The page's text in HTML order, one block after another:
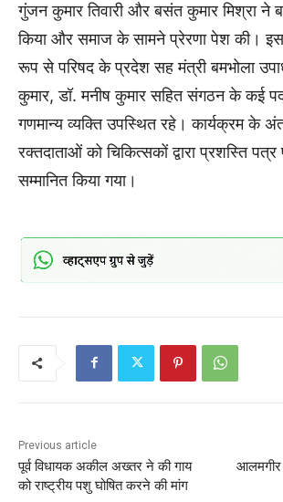
गुंजन कुमार तिवारी और बसंत कुमार मिश्रा ने
किया और समाज के सामने प्रेरणा पेश की।
रूप से परिषद के प्रदेश सह मंत्री बमभोला
कुमार, डॉ. मनीष कुमार सहित संगठन के कई
गणमान्य व्यक्ति उपस्थित रहे। कार्यक्रम के
रक्तदाताओं को चिकित्सकों द्वारा प्रशस्ति
सम्मानित किया गया।
Previous article
पूर्व विधायक अकील अख्तर ने की गाय
को राष्ट्रीय पशु घोषित करने की मांग
आलमगीर